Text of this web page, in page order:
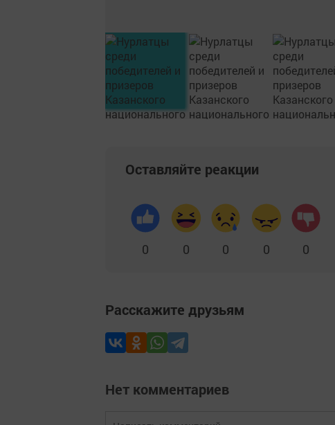
Оставляйте реакции
0 0 0 0 0
Расскажите друзьям
Нет комментариев